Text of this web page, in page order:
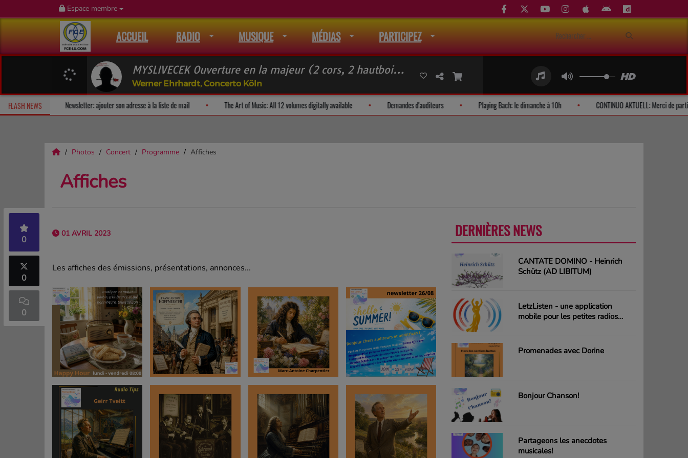
Espace membre
ACCUEIL RADIO MUSIQUE MÉDIAS PARTICIPEZ
MYSLIVECEK Ouverture en la majeur (2 cors, 2 hautbois & cordes)
Werner Ehrhardt, Concerto Köln
FLASH NEWS
Fan Releases & Merch Newsletter: ajouter son adresse à la liste de mail The Art of Music: All 12 volumes digitally available Demandes d'auditeurs Playing Bach: le dimanche à 10h CONTINUO
Photos Concert Programme Affiches
Affiches
0
0
0
01 AVRIL 2023
Les affiches des émissions, présentations, annonces...
DERNIÈRES NEWS
CANTATE DOMINO - Heinrich
Schütz (AD LIBITUM)
LetzListen - une application
mobile pour les petites radios
Promenades avec Dorine
Bonjour Chanson!
Partageons les anecdotes
musicales!